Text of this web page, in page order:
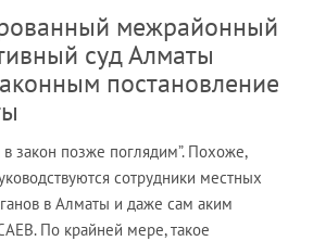
межрайонный
суд Алматы
постановление
в закон позже поглядим”. Похоже,
сотрудники местных
в Алматы и даже сам аким
По крайней мере, такое